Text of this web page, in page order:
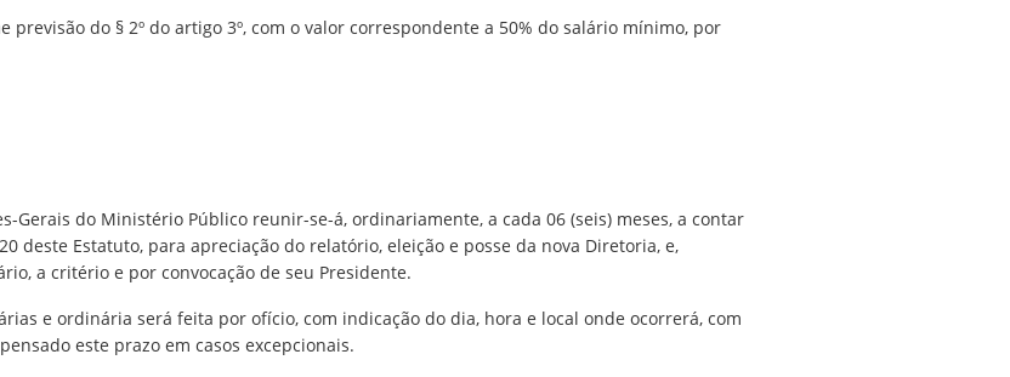
do § 2º do artigo 3º, com o valor correspondente a 50% do salário mínimo, por
Gerais do Ministério Público reunir-se-á, ordinariamente, a cada 06 (seis) meses, a contar
deste Estatuto, para apreciação do relatório, eleição e posse da nova Diretoria, e,
a critério e por convocação de seu Presidente.
e ordinária será feita por ofício, com indicação do dia, hora e local onde ocorrerá, com
este prazo em casos excepcionais.